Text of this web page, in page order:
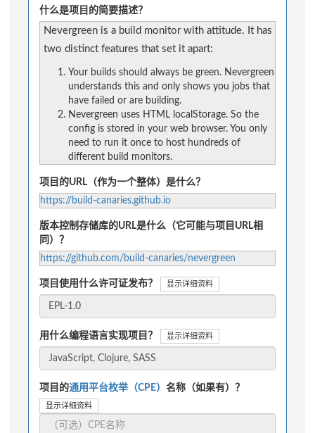
什么是项目的简要描述？
Nevergreen is a build monitor with attitude. It has
two distinct features that set it apart:
Your builds should always be green. Nevergreen
understands this and only shows you jobs that
have failed or are building.
Nevergreen uses HTML localStorage. So the
config is stored in your web browser. You only
need to run it once to host hundreds of
different build monitors.
项目的URL（作为一个整体）是什么？
https://build-canaries.github.io
版本控制存储库的URL是什么（它可能与项目URL相
同）？
https://github.com/build-canaries/nevergreen
项目使用什么许可证发布？ 显示详细资料
用什么编程语言实现项目？ 显示详细资料
项目的通用平台枚举（CPE） 名称（如果有）？
显示详细资料